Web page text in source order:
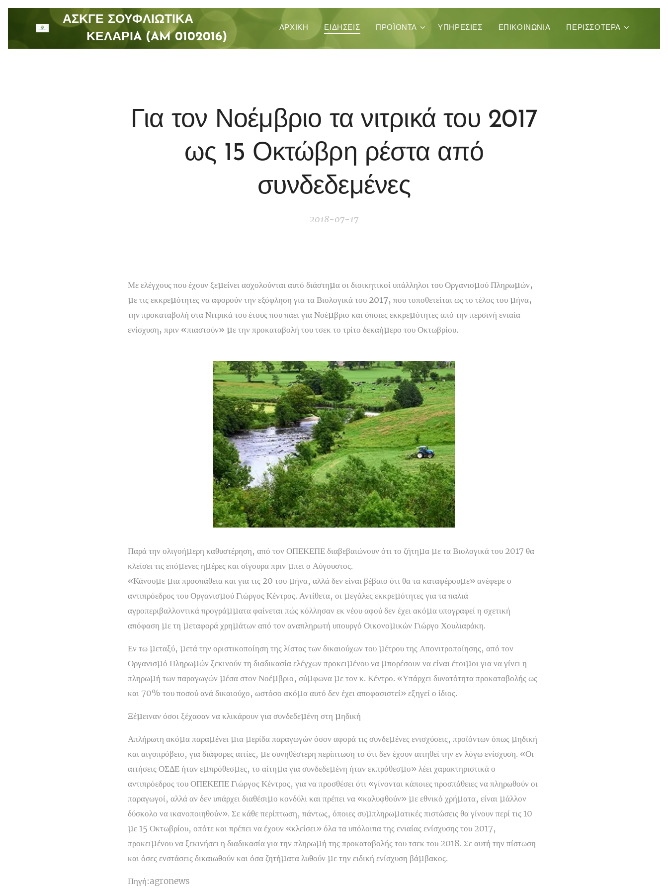
ΑΣΚΓΕ ΣΟΥΦΛΙΩΤΙΚΑ
ΚΕΛΑΡΙA (AM 0102016)
ΑΡΧΙΚΉ ΕΙΔΗΣΕΙΣ ΠΡΟΪΌΝΤΑ ΥΠΗΡΕΣΊΕΣ ΕΠΙΚΟΙΝΩΝΊΑ ΠΕΡΙΣΣΌΤΕΡΑ
Για τον Νοέμβριο τα νιτρικά του 2017
ως 15 Οκτώβρη ρέστα από
συνδεδεμένες
2018-07-17
Με ελέγχους που έχουν ξεµείνει ασχολούνται αυτό διάστηµα οι διοικητικοί υπάλληλοι του Οργανισµού Πληρωµών,
µε τις εκκρεµότητες να αφορούν την εξόφληση για τα Βιολογικά του 2017, που τοποθετείται ως το τέλος του µήνα,
την προκαταβολή στα Νιτρικά του έτους που πάει για Νοέµβριο και όποιες εκκρεµότητες από την περσινή ενιαία
ενίσχυση, πριν «πιαστούν» µε την προκαταβολή του τσεκ το τρίτο δεκαήµερο του Οκτωβρίου.
Παρά την ολιγοήµερη καθυστέρηση, από τον ΟΠΕΚΕΠΕ διαβεβαιώνουν ότι το ζήτηµα µε τα Βιολογικά του 2017 θα
κλείσει τις επόµενες ηµέρες και σίγουρα πριν µπει ο Αύγουστος.
«Κάνουµε µια προσπάθεια και για τις 20 του µήνα, αλλά δεν είναι βέβαιο ότι θα τα καταφέρουµε» ανέφερε ο
αντιπρόεδρος του Οργανισµού Γιώργος Κέντρος. Αντίθετα, οι µεγάλες εκκρεµότητες για τα παλιά
αγροπεριβαλλοντικά προγράµµατα φαίνεται πώς κόλλησαν εκ νέου αφού δεν έχει ακόµα υπογραφεί η σχετική
απόφαση µε τη µεταφορά χρηµάτων από τον αναπληρωτή υπουργό Οικονοµικών Γιώργο Χουλιαράκη.
Εν τω µεταξύ, µετά την οριστικοποίηση της λίστας των δικαιούχων του µέτρου της Απονιτροποίησης, από τον
Οργανισµό Πληρωµών ξεκινούν τη διαδικασία ελέγχων προκειµένου να µπορέσουν να είναι έτοιµοι για να γίνει η
πληρωµή των παραγωγών µέσα στον Νοέµβριο, σύµφωνα µε τον κ. Κέντρο. «Υπάρχει δυνατότητα προκαταβολής ως
και 70% του ποσού ανά δικαιούχο, ωστόσο ακόµα αυτό δεν έχει αποφασιστεί» εξηγεί ο ίδιος.
Ξέµειναν όσοι ξέχασαν να κλικάρουν για συνδεδεµένη στη µηδική
Απλήρωτη ακόµα παραµένει µια µερίδα παραγωγών όσον αφορά τις συνδεµένες ενισχύσεις, προϊόντων όπως µηδική
και αιγοπρόβειο, για διάφορες αιτίες, µε συνηθέστερη περίπτωση το ότι δεν έχουν αιτηθεί την εν λόγω ενίσχυση. «Οι
αιτήσεις ΟΣ∆Ε ήταν εµπρόθεσµες, το αίτηµα για συνδεδεµένη ήταν εκπρόθεσµο» λέει χαρακτηριστικά ο
αντιπρόεδρος του ΟΠΕΚΕΠΕ Γιώργος Κέντρος, για να προσθέσει ότι «γίνονται κάποιες προσπάθειες να πληρωθούν οι
παραγωγοί, αλλά αν δεν υπάρχει διαθέσιµο κονδύλι και πρέπει να «καλυφθούν» µε εθνικό χρήµατα, είναι µάλλον
δύσκολο να ικανοποιηθούν». Σε κάθε περίπτωση, πάντως, όποιες συµπληρωµατικές πιστώσεις θα γίνουν περί τις 10
µε 15 Οκτωβρίου, οπότε και πρέπει να έχουν «κλείσει» όλα τα υπόλοιπα της ενιαίας ενίσχυσης του 2017,
προκειµένου να ξεκινήσει η διαδικασία για την πληρωµή της προκαταβολής του τσεκ του 2018. Σε αυτή την πίστωση
και όσες ενστάσεις δικαιωθούν και όσα ζητήµατα λυθούν µε την ειδική ενίσχυση βάµβακος.
Πηγή:agronews